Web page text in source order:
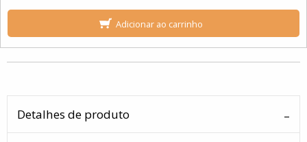
Adicionar ao carrinho
Detalhes de produto